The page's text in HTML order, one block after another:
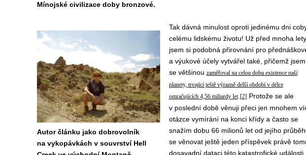
Mínojské civilizace doby bronzové.
Autor článku jako dobrovolník
na vykopávkách v souvrství Hell
Tak dávná minulost oproti jedinému dni
celému lidskému životu! Už před mnoha lety
jsem si podobná přirovnání pro
a výukové účely vytvářel také, přičemž jsem
se většinou zaměřoval na celou dobu existence naší
planety, trvající ještě výrazně delší období v délce
omračujících 4,56 miliardy let. [2]Protože se ale
v poslední době věnuji přeci jen mnohem
otázce vymírání na konci křídy a často se
snažím dobu 66 milionů let od jejího
se věnovat ještě jeden příspěvek právě
dosavadní dataci této katastrofické